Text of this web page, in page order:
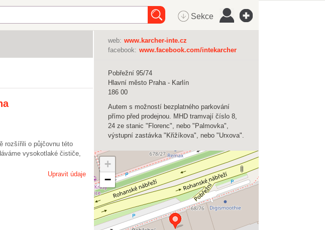
Sekce
rozšířili o půjčovnu této
vysokotlaké čističe,
Upravit údaje
web: www.karcher-inte.cz
facebook: www.facebook.com/intekarcher
Pobřežní 95/74
Hlavní město Praha - Karlín
186 00
Autem s možností bezplatného parkování
přímo před prodejnou. MHD tramvají číslo 8,
24 ze stanic "Florenc", nebo "Palmovka",
výstupní zastávka "Křižíkova", nebo "Urxova".
+
−